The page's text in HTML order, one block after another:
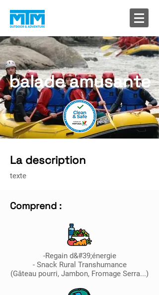
balade amusante
La description
texte
Comprend :
-Regain d&#39;énergie
- Snack Rural Transhumance
(Gâteau pourri, Jambon, Fromage Serra...)